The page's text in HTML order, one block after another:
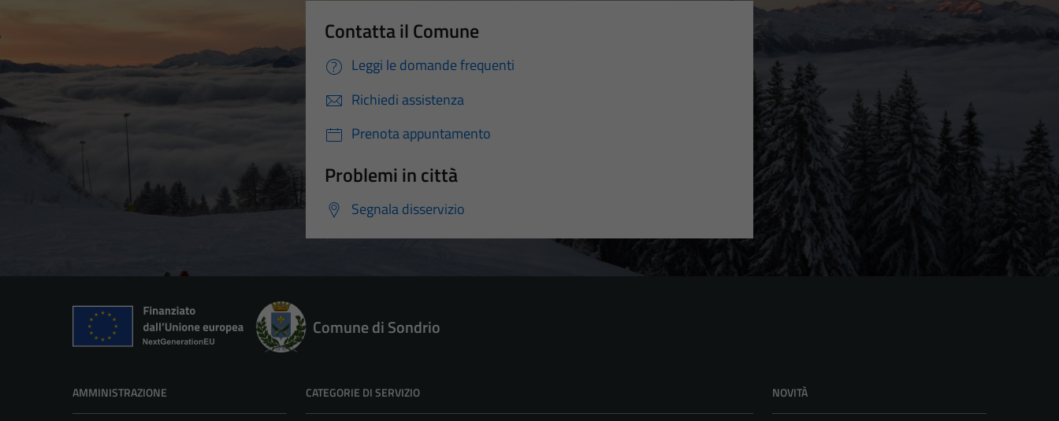
Contatta il Comune
Leggi le domande frequenti
Richiedi assistenza
Prenota appuntamento
Problemi in città
Segnala disservizio
Comune di Sondrio
AMMINISTRAZIONE CATEGORIE DI SERVIZIO NOVITÀ